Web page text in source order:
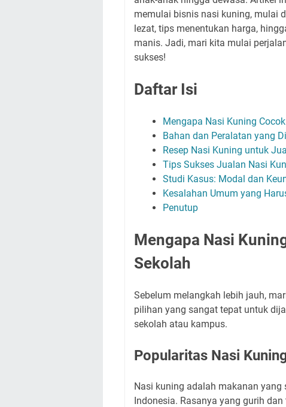
memulai bisnis nasi kuning, mulai
lezat, tips menentukan harga,
manis. Jadi, mari kita mulai
sukses!
Daftar Isi
Mengapa Nasi Kuning
Bahan dan Peralatan yang
Resep Nasi Kuning untuk
Tips Sukses Jualan Nasi
Studi Kasus: Modal dan
Kesalahan Umum yang
Penutup
Mengapa Nasi
Sekolah
Sebelum melangkah lebih jauh,
pilihan yang sangat tepat untuk
sekolah atau kampus.
Popularitas Nasi
Nasi kuning adalah makanan
Indonesia. Rasanya yang gurih